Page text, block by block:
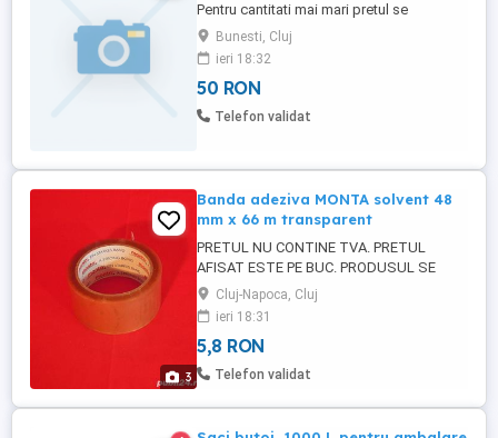
Pentru cantitati mai mari pretul se
negociaza usor.
Bunesti, Cluj
ieri 18:32
50 RON
Telefon validat
3
Banda adeziva MONTA solvent 48
mm x 66 m transparent
PRETUL NU CONTINE TVA. PRETUL
AFISAT ESTE PE BUC. PRODUSUL SE
VINDE CU FACTURA. Banda adeziva
MONTA este o banda de calitate
superioara folosita in ambalare si sigilare
colete. Aceasta banda este foarte
rezistenta in conditii de temperaturi
solvent aplicat pe suport ...
Cluj-Napoca, Cluj
ieri 18:31
5,8 RON
Telefon validat